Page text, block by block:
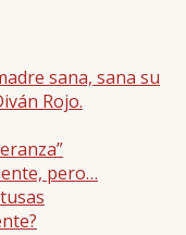
sana, sana su
Rojo.
pero…